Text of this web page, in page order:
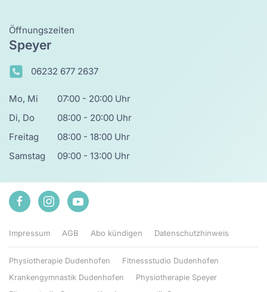
Öffnungszeiten
Speyer
06232 677 2637
Mo, Mi
07:00 - 20:00 Uhr
Di, Do
08:00 - 20:00 Uhr
Freitag
08:00 - 18:00 Uhr
Samstag
09:00 - 13:00 Uhr
Impressum AGB Abo kündigen Datenschutzhinweis
Physiotherapie Dudenhofen
Fitnessstudio Dudenhofen
Krankengymnastik Dudenhofen
Physiotherapie Speyer